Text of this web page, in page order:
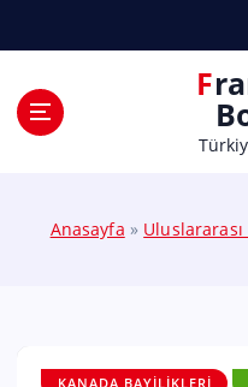
Franchise
Anasayfa »